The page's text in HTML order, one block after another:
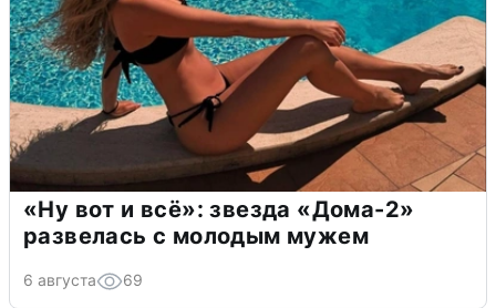
«Ну вот и всё»: звезда «Дома-2»
развелась с молодым мужем
6 августа 69